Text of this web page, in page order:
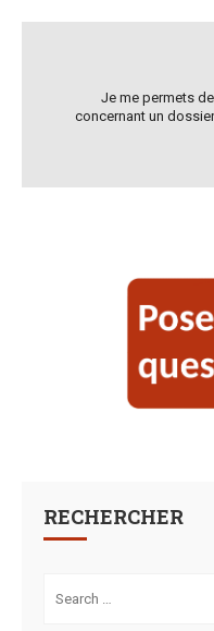
Je me permets
concernant un
RECHERCHER
for: